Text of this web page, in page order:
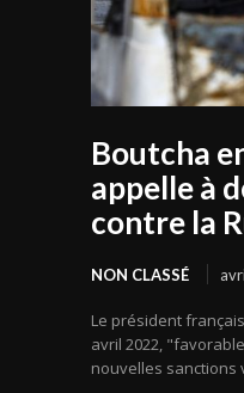
Boutcha
appelle à
contre la
NON CLASSÉ
Le président
avril 2022,
nouvelles sanctions